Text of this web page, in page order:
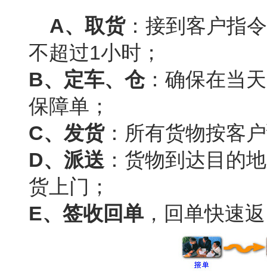
A、取货：接到客户指
不超过1小时；
B、定车、仓：确保在当
保障单；
C、发货：所有货物按客
D、派送 ：货物到达目的
货上门；
E、签收回单 ，回单快速